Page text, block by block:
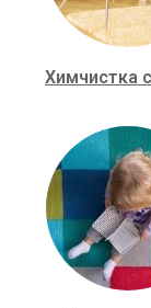
Химчистка